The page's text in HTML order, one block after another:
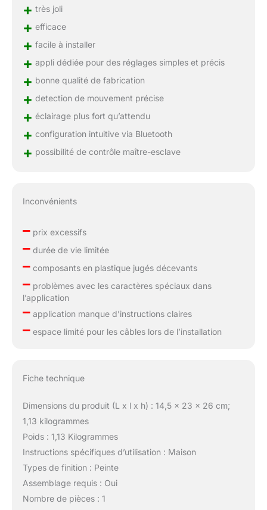
+ très joli
+ efficace
+ facile à installer
+ appli dédiée pour des réglages simples et précis
+ bonne qualité de fabrication
+ detection de mouvement précise
+ éclairage plus fort qu’attendu
+ configuration intuitive via Bluetooth
+ possibilité de contrôle maître-esclave
Inconvénients
–prix excessifs
–durée de vie limitée
–composants en plastique jugés décevants
–problèmes avec les caractères spéciaux dans
l’application
–application manque d’instructions claires
–espace limité pour les câbles lors de l’installation
Fiche technique
Dimensions du produit (L x l x h) : 14,5 x 23 x 26 cm;
1,13 kilogrammes
Poids : 1,13 Kilogrammes
Instructions spécifiques d’utilisation : Maison
Types de finition : Peinte
Assemblage requis : Oui
Nombre de pièces : 1